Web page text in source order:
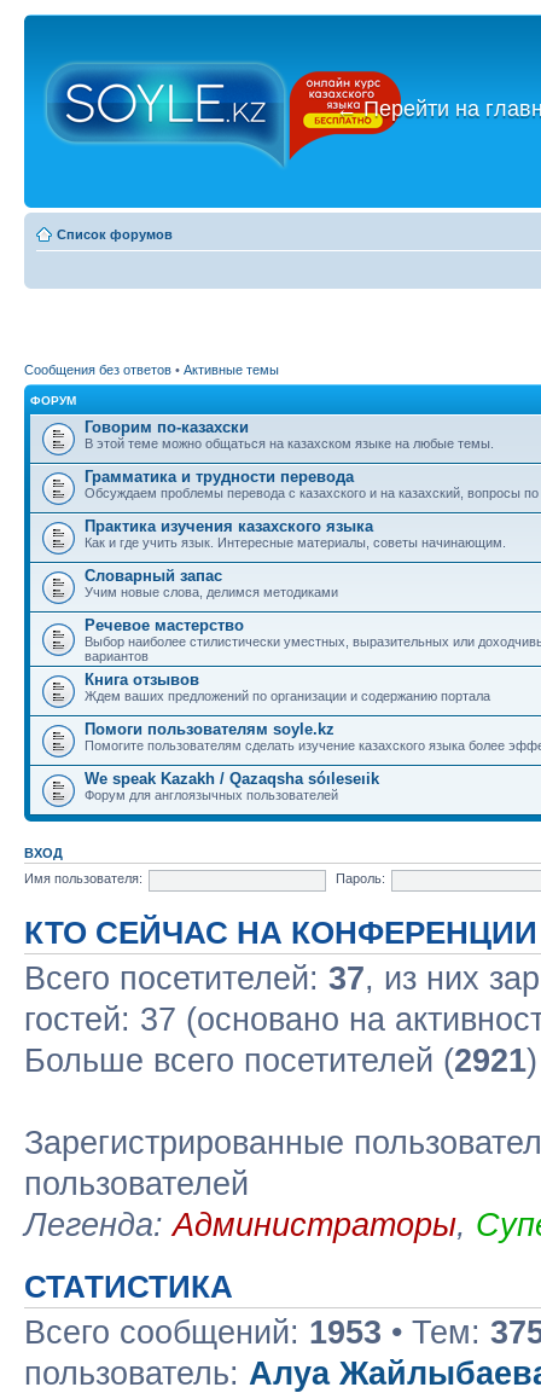
←Перейти на
Список форумов
Сообщения без ответов • Активные темы
ФОРУМ
Говорим по-казахски
В этой теме можно общаться на казахском языке на любые темы.
Грамматика и трудности перевода
Обсуждаем проблемы перевода с казахского и на казахский, вопросы
Практика изучения казахского языка
Как и где учить язык. Интересные материалы, советы начинающим.
Словарный запас
Учим новые слова, делимся методиками
Речевое мастерство
Выбор наиболее стилистически уместных, выразительных или
вариантов
Книга отзывов
Ждем ваших предложений по организации и содержанию портала
Помоги пользователям soyle.kz
Помогите пользователям сделать изучение казахского языка более
We speak Kazakh / Qazaqsha sóıleseıik
Форум для англоязычных пользователей
ВХОД
Имя пользователя:
Пароль:
КТО СЕЙЧАС НА КОНФЕРЕНЦИИ
Всего посетителей: 37, из них
гостей: 37 (основано на
Больше всего посетителей (2921
Зарегистрированные
пользователей
Легенда:Администраторы,
СТАТИСТИКА
Всего сообщений: 1953 • Тем:
пользователь: Алуа